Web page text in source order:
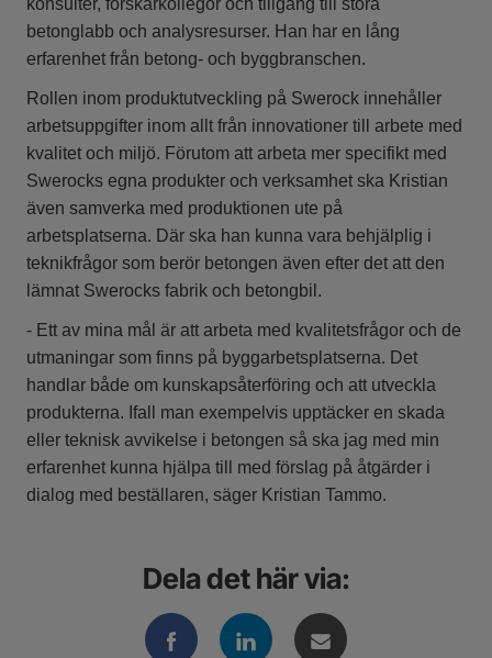
konsulter, forskarkollegor och tillgång till stora
betonglabb och analysresurser. Han har en lång
erfarenhet från betong- och byggbranschen.
Rollen inom produktutveckling på Swerock innehåller
arbetsuppgifter inom allt från innovationer till arbete med
kvalitet och miljö. Förutom att arbeta mer specifikt med
Swerocks egna produkter och verksamhet ska Kristian
även samverka med produktionen ute på
arbetsplatserna. Där ska han kunna vara behjälplig i
teknikfrågor som berör betongen även efter det att den
lämnat Swerocks fabrik och betongbil.
- Ett av mina mål är att arbeta med kvalitetsfrågor och de
utmaningar som finns på byggarbetsplatserna. Det
handlar både om kunskapsåterföring och att utveckla
produkterna. Ifall man exempelvis upptäcker en skada
eller teknisk avvikelse i betongen så ska jag med min
erfarenhet kunna hjälpa till med förslag på åtgärder i
dialog med beställaren, säger Kristian Tammo.
Dela det här via: